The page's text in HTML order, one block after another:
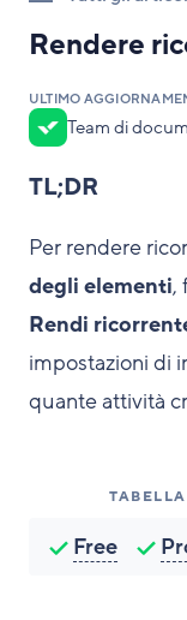
Rendere
ULTIMO
Team di
TL;DR
Per rendere
degli elementi,
Rendi
impostazioni di
quante attività
TABELLA
Free